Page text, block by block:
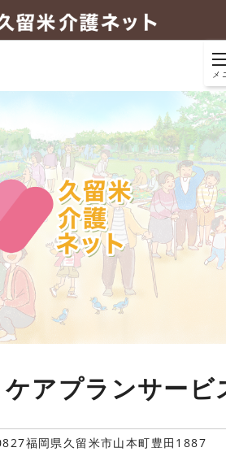
メ
アプランサービ
福岡県久留米市山本町豊田1887